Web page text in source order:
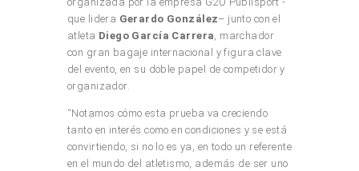
que lidera Gerardo González– junto con el
atleta Diego García Carrera, marchador
con gran bagaje internacional y figura clave
del evento, en su doble papel de competidor y
organizador.
“Notamos cómo esta prueba va creciendo
tanto en interés como en condiciones y se está
convirtiendo, si no lo es ya, en todo un referente
en el mundo del atletismo, además de ser uno